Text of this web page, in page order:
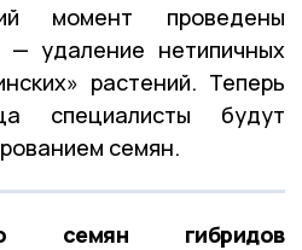
момент проведены
— удаление нетипичных
растений. Теперь
специалисты будут
семян.
семян гибридов